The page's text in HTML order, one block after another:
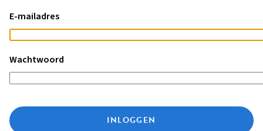
E-mailadres
Wachtwoord
INLOGGEN